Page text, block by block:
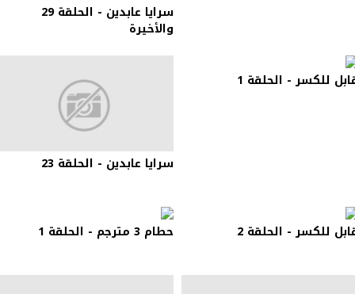
سرايا عابدين - الحلقة 29
والأخيرة
للكسر - الحلقة 1
سرايا عابدين - الحلقة 23
للكسر - الحلقة 2 حطام 3 مترجم - الحلقة 1